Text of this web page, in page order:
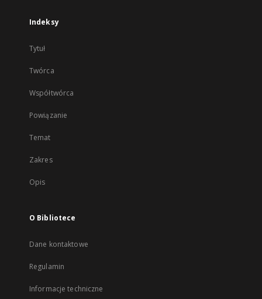
Indeksy
Tytuł
Twórca
Współtwórca
Powiązanie
Temat
Zakres
Opis
O Bibliotece
Dane kontaktowe
Regulamin
Informacje techniczne